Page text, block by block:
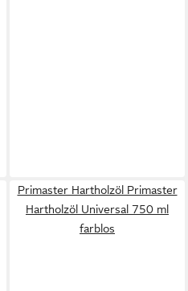
Primaster Hartholzöl Primaster
Hartholzöl Universal 750 ml
farblos